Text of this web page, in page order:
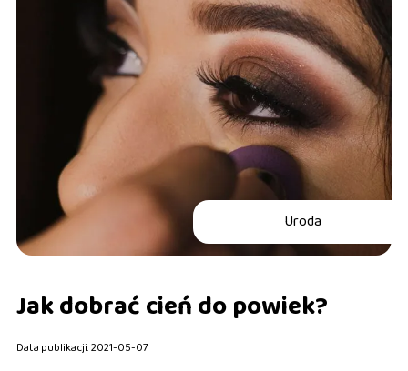
Uroda
Jak dobrać cień do powiek?
Data publikacji: 2021-05-07